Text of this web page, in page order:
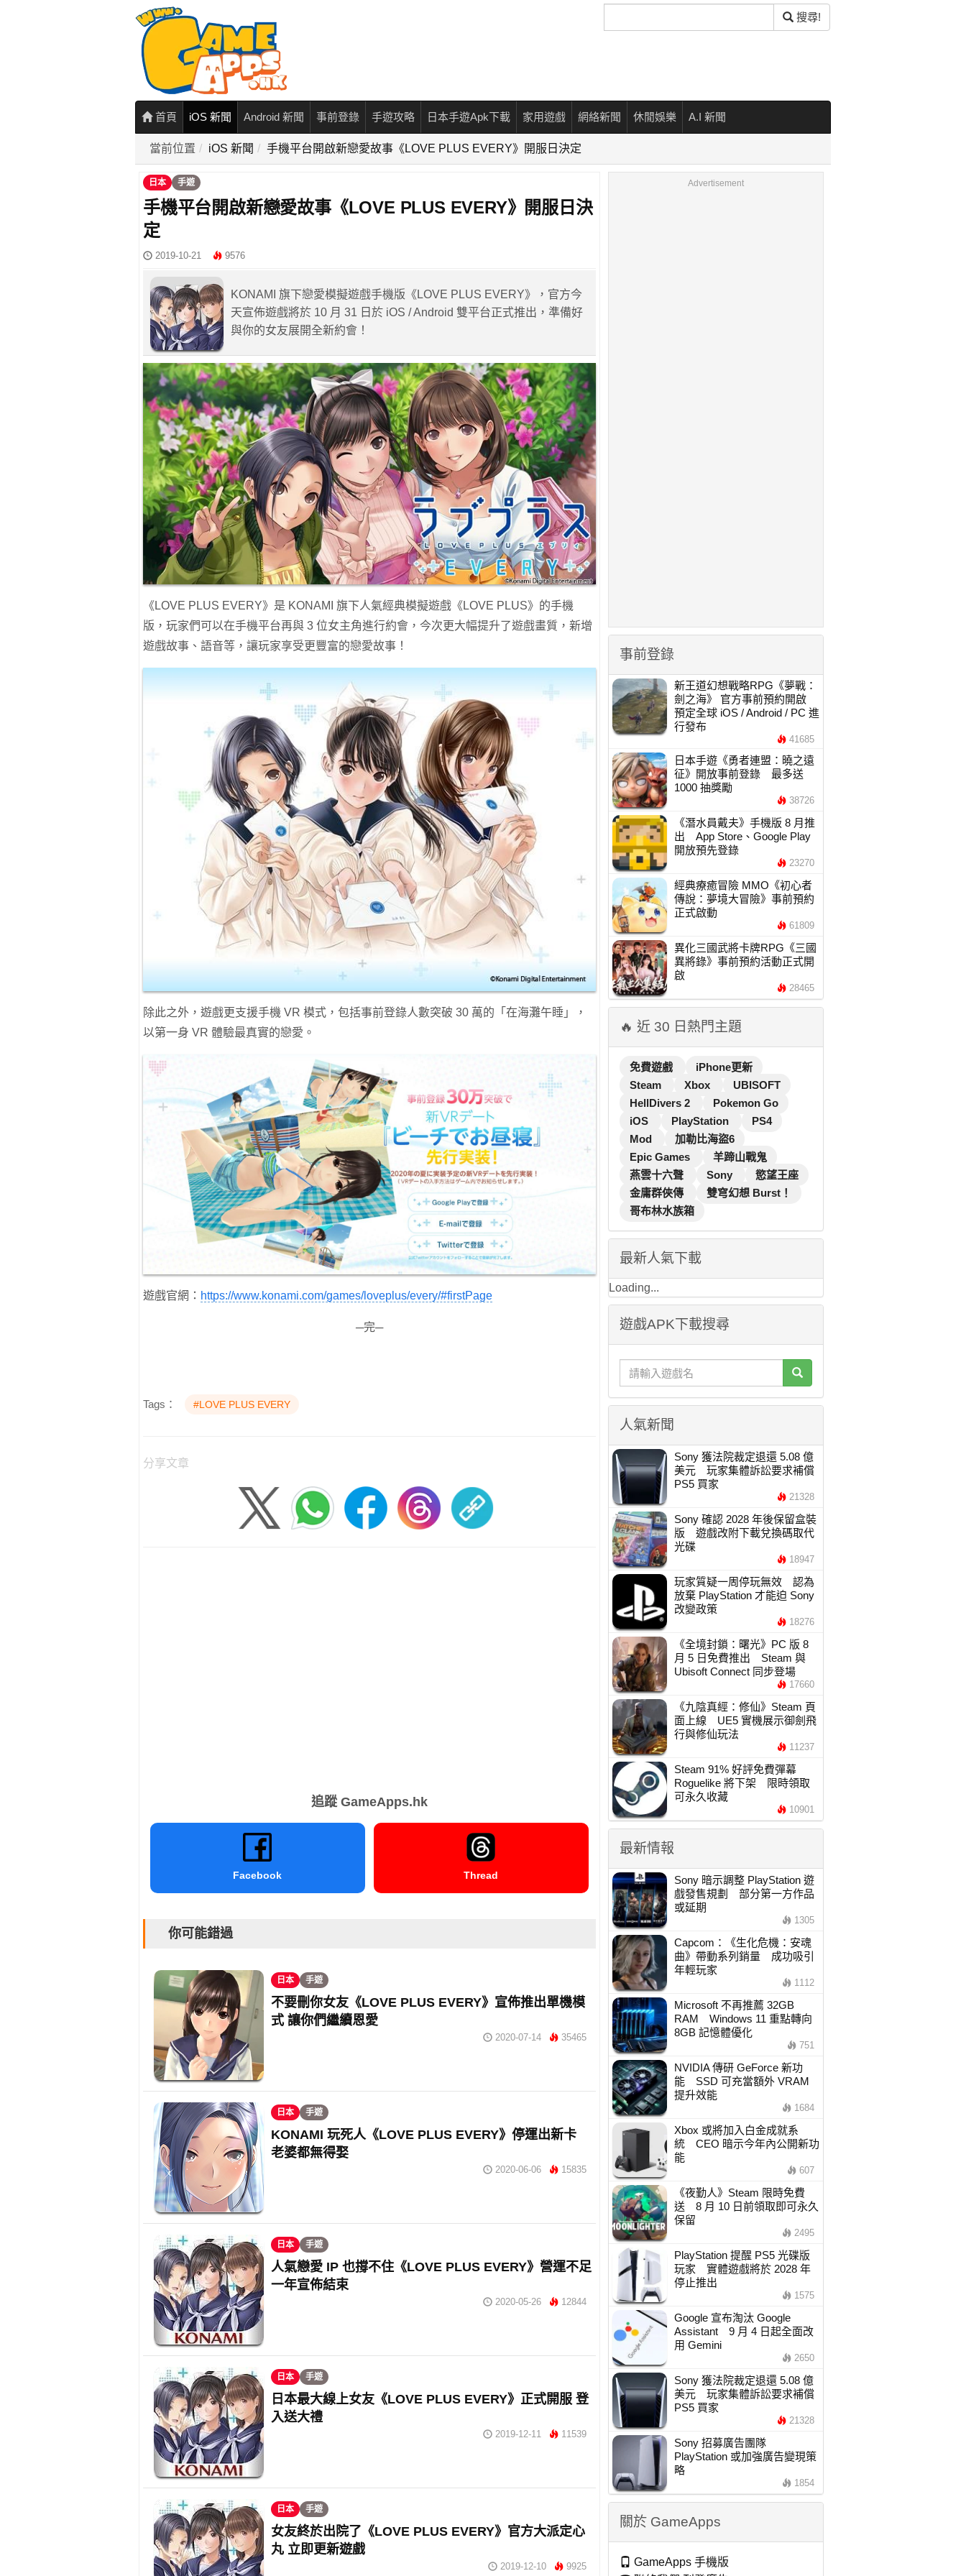
尋
搜尋!
首頁 iOS 新聞 Android 新聞 事前登錄 手遊攻略 日本手遊Apk下載 家用遊戲 網絡新聞 休閒娛樂 A.I 新聞
當前位置 iOS 新聞 手機平台開啟新戀愛故事《LOVE PLUS EVERY》開服日決定
日本 手遊
手機平台開啟新戀愛故事《LOVE PLUS EVERY》開服日決
定
2019-10-21 9576
KONAMI 旗下戀愛模擬遊戲手機版《LOVE PLUS EVERY》，官方今
天宣佈遊戲將於 10 月 31 日於 iOS / Android 雙平台正式推出，準備好
與你的女友展開全新約會！
《LOVE PLUS EVERY》是 KONAMI 旗下人氣經典模擬遊戲《LOVE PLUS》的手機
版，玩家們可以在手機平台再與 3 位女主角進行約會，今次更大幅提升了遊戲畫質，新增
遊戲故事、語音等，讓玩家享受更豐富的戀愛故事！
除此之外，遊戲更支援手機 VR 模式，包括事前登錄人數突破 30 萬的「在海灘午睡」，
以第一身 VR 體驗最真實的戀愛。
遊戲官網： https://www.konami.com/games/loveplus/every/#firstPage
─完─
Tags： #LOVE PLUS EVERY
分享文章
追蹤 GameApps.hk
Facebook Thread
你可能錯過
日本 手遊
不要刪你女友《LOVE PLUS EVERY》宣佈推出單機模
式 讓你們繼續恩愛
2020-07-14 35465
日本 手遊
KONAMI 玩死人《LOVE PLUS EVERY》停運出新卡
老婆都無得娶
2020-06-06 15835
日本 手遊
人氣戀愛 IP 也撐不住《LOVE PLUS EVERY》營運不足
一年宣佈結束
2020-05-26 12844
日本 手遊
日本最大線上女友《LOVE PLUS EVERY》正式開服 登
入送大禮
2019-12-11 11539
日本 手遊
女友終於出院了《LOVE PLUS EVERY》官方大派定心
丸 立即更新遊戲
2019-12-10 9925
Advertisement
事前登錄
新王道幻想戰略RPG《夢戰：
劍之海》 官方事前預約開啟
預定全球 iOS / Android / PC 進
行發布
41685
日本手遊《勇者連盟：曉之遠
征》開放事前登錄 最多送
1000 抽獎勵
38726
《潛水員戴夫》手機版 8 月推
出 App Store、Google Play
開放預先登錄
23270
經典療癒冒險 MMO《初心者
傳說：夢境大冒險》事前預約
正式啟動
61809
異化三國武將卡牌RPG《三國
異將錄》事前預約活動正式開
啟
28465
🔥 近 30 日熱門主題
免費遊戲
iPhone更新
Steam
Xbox
UBISOFT
HellDivers 2
Pokemon Go
iOS
PlayStation
PS4
Mod
加勒比海盜6
Epic Games
羊蹄山戰鬼
燕雲十六聲
Sony
慾望王座
金庸群俠傳
雙穹幻想 Burst！
哥布林水族箱
最新人氣下載
Loading...
遊戲APK下載搜尋
人氣新聞
Sony 獲法院裁定退還 5.08 億
美元 玩家集體訴訟要求補償
PS5 買家
21328
Sony 確認 2028 年後保留盒裝
版 遊戲改附下載兌換碼取代
光碟
18947
玩家質疑一周停玩無效 認為
放棄 PlayStation 才能迫 Sony
改變政策
18276
《全境封鎖：曙光》PC 版 8
月 5 日免費推出 Steam 與
Ubisoft Connect 同步登場
17660
《九陰真經：修仙》Steam 頁
面上線 UE5 實機展示御劍飛
行與修仙玩法
11237
Steam 91% 好評免費彈幕
Roguelike 將下架 限時領取
可永久收藏
10901
最新情報
Sony 暗示調整 PlayStation 遊
戲發售規劃 部分第一方作品
或延期
1305
Capcom：《生化危機：安魂
曲》帶動系列銷量 成功吸引
年輕玩家
1112
Microsoft 不再推薦 32GB
RAM Windows 11 重點轉向
8GB 記憶體優化
751
NVIDIA 傳研 GeForce 新功
能 SSD 可充當額外 VRAM
提升效能
1684
Xbox 或將加入白金成就系
統 CEO 暗示今年內公開新功
能
607
《夜勤人》Steam 限時免費
送 8 月 10 日前領取即可永久
保留
2495
PlayStation 提醒 PS5 光碟版
玩家 實體遊戲將於 2028 年
停止推出
1575
Google 宣布淘汰 Google
Assistant 9 月 4 日起全面改
用 Gemini
2650
Sony 獲法院裁定退還 5.08 億
美元 玩家集體訴訟要求補償
PS5 買家
21328
Sony 招募廣告團隊
PlayStation 或加強廣告變現策
略
1854
關於 GameApps
GameApps 手機版